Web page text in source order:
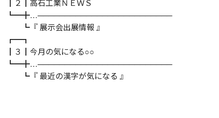
┃２┃高石工業ＮＥＷＳ
┗━╋…─────────────────────────
┗『 展示会出展情報 』
┏━┓
┃３┃今月の気になる○○
┗━╋…─────────────────────────
┗『 最近の漢字が気になる 』